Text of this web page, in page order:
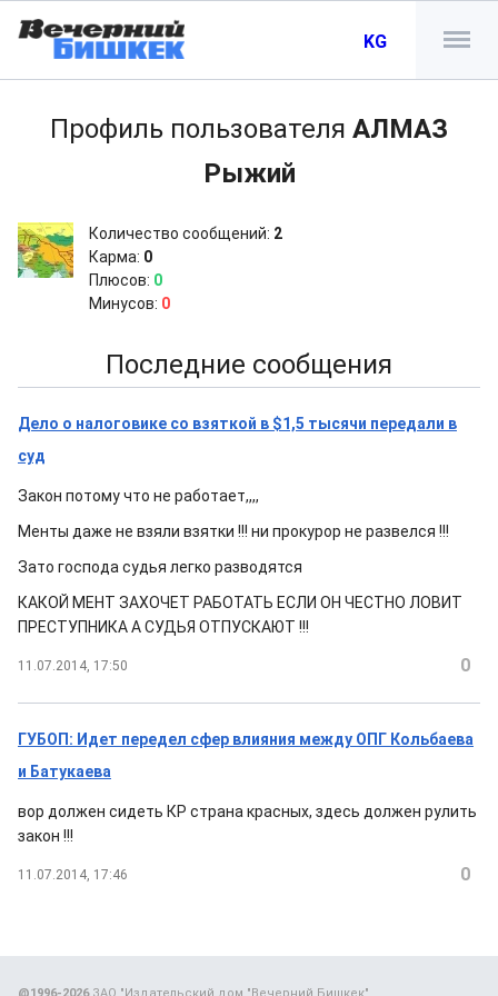
KG
Профиль пользователя АЛМАЗ
Рыжий
Количество сообщений: 2
Карма: 0
Плюсов: 0
Минусов: 0
Последние сообщения
Дело о налоговике со взяткой в $1,5 тысячи передали в
суд
Закон потому что не работает,,,,
Менты даже не взяли взятки !!! ни прокурор не развелся !!!
Зато господа судья легко разводятся
КАКОЙ МЕНТ ЗАХОЧЕТ РАБОТАТЬ ЕСЛИ ОН ЧЕСТНО ЛОВИТ
ПРЕСТУПНИКА А СУДЬЯ ОТПУСКАЮТ !!!
11.07.2014, 17:50 0
ГУБОП: Идет передел сфер влияния между ОПГ Кольбаева
и Батукаева
вор должен сидеть КР страна красных, здесь должен рулить
закон !!!
11.07.2014, 17:46 0